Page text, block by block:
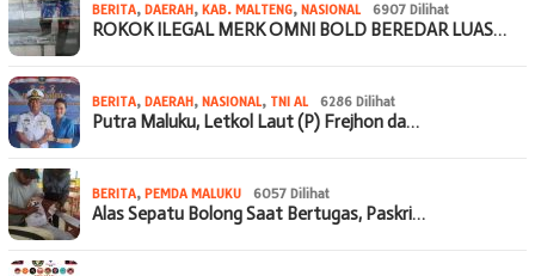
BERITA, DAERAH, KAB. MALTENG, NASIONAL 6907 Dilihat
ROKOK ILEGAL MERK OMNI BOLD BEREDAR LUAS…
BERITA, DAERAH, NASIONAL, TNI AL 6286 Dilihat
Putra Maluku, Letkol Laut (P) Frejhon da…
BERITA, PEMDA MALUKU 6057 Dilihat
Alas Sepatu Bolong Saat Bertugas, Paskri…